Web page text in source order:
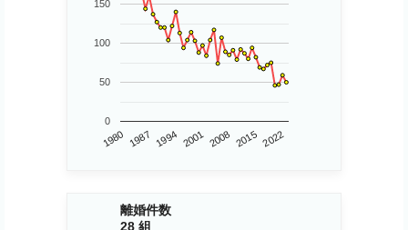
1980 1987 1994 2001 2008 2015 2022
0
50
100
150
離婚件数
28 組